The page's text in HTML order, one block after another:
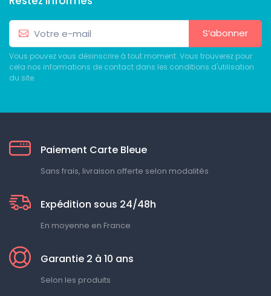
S’abonner
Vous pouvez vous désinscrire à tout moment. Vous trouverez pour
cela nos informations de contact dans les conditions d'utilisation
du site.
Paiement Carte Bleue
Sans frais, livraison offerte selon modalités
Expédition sous 24/48h
En moyenne en France
Garantie 2 à 10 ans
Selon les produits